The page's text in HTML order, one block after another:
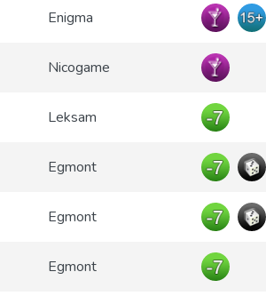
Enigma
Nicogame
Leksam
Egmont
Egmont
Egmont